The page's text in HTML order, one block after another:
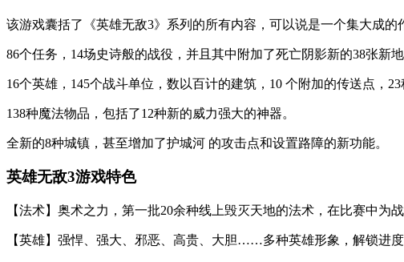
该游戏囊括了《英雄无敌3》系列的所有内容，可以说是一个集大成的
86个任务，14场史诗般的战役，并且其中附加了死亡阴影新的38张新
16个英雄，145个战斗单位，数以百计的建筑，10 个附加的传送点，
138种魔法物品，包括了12种新的威力强大的神器。
全新的8种城镇，甚至增加了护城河 的攻击点和设置路障的新功能。
英雄无敌3游戏特色
【法术】奥术之力，第一批20余种线上毁灭天地的法术，在比赛中为
【英雄】强悍、强大、邪恶、高贵、大胆……多种英雄形象，解锁进